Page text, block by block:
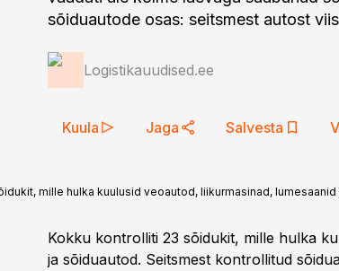
sõiduautode osas: seitsmest autost
Logistikauudised.ee
Kuula Jaga Salvesta
mille hulka kuulusid veoautod, liikurmasinad,
Kokku kontrolliti 23 sõidukit, mille hulka
ja sõiduautod. Seitsmest kontrollitud